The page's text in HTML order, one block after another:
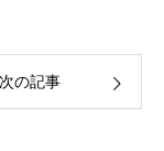
次の記事